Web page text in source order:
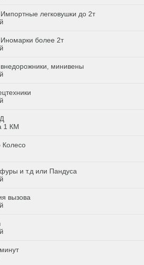
легковушки до 2т
Иномарки более 2т
внедорожники, минивены
1 КМ
Колесо
и т.д или Пандуса
вызова